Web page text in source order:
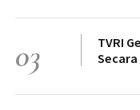
03
TVRI